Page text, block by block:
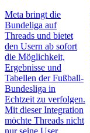
Meta bringt die
Bundeliga auf
Threads und bietet
den Usern ab sofort
die Möglichkeit,
Ergebnisse und
Tabellen der Fußball-
Bundesliga in
Echtzeit zu verfolgen.
Mit dieser Integration
möchte Threads nicht
nur seine User